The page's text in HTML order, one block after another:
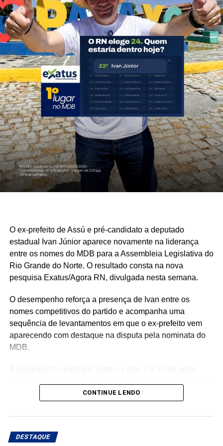
O ex-prefeito de Assú e pré-candidato a deputado
estadual Ivan Júnior aparece novamente na liderança
entre os nomes do MDB para a Assembleia Legislativa do
Rio Grande do Norte. O resultado consta na nova
pesquisa Exatus/Agora RN, divulgada nesta semana.
O desempenho reforça a presença de Ivan entre os
nomes competitivos do partido e acompanha uma
sequência de levantamentos em que o ex-prefeito vem
aparecendo com destaque na disputa pela nominata do
MDB.
do Norte. O levantamento tem margem de erro de 2,53
registrado na Justiça Eleitoral sob o número RN-
CONTINUE LENDO
DESTAQUE